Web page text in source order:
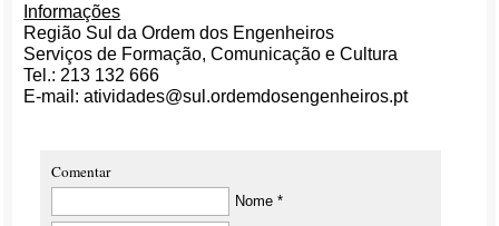
Informações
Região Sul da Ordem dos Engenheiros
Serviços de Formação, Comunicação e Cultura
Tel.: 213 132 666
E-mail: atividades@sul.ordemdosengenheiros.pt
Comentar
Nome *